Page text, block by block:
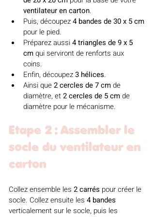
ventilateur en carton.
Puis, découpez 4 bandes de 30 x 5 cm
pour le pied.
Préparez aussi 4 triangles de 9 x 5
cm qui serviront de renforts aux
coins.
Enfin, découpez 3 hélices.
Ainsi que 2 cercles de 7 cm de
diamètre, et 2 cercles de 5 cm de
diamètre pour le mécanisme.
Etape 2 : Assembler le
socle du ventilateur en
carton
Collez ensemble les 2 carrés pour créer le
socle. Collez ensuite les 4 bandes
verticalement sur le socle, puis les